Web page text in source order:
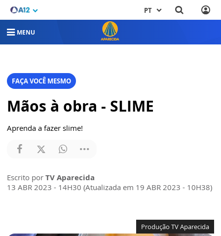
PT
MENU
FAÇA VOCÊ MESMO
Mãos à obra - SLIME
Aprenda a fazer slime!
Escrito por TV Aparecida
13 ABR 2023 - 14H30 (Atualizada em 19 ABR 2023 - 10H38)
Produção TV Aparecida